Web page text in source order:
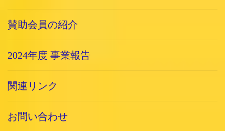
賛助会員の紹介
2024年度 事業報告
関連リンク
お問い合わせ